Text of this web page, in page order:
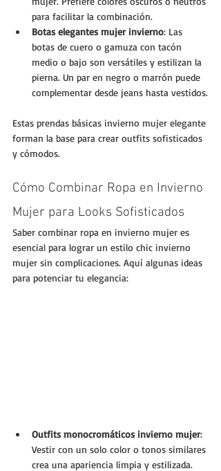
para facilitar la combinación.
Botas elegantes mujer invierno: Las
botas de cuero o gamuza con tacón
medio o bajo son versátiles y estilizan la
pierna. Un par en negro o marrón puede
complementar desde jeans hasta vestidos.
Estas prendas básicas invierno mujer elegante
forman la base para crear outfits sofisticados
y cómodos.
Cómo Combinar Ropa en Invierno
Mujer para Looks Sofisticados
Saber combinar ropa en invierno mujer es
esencial para lograr un estilo chic invierno
mujer sin complicaciones. Aquí algunas ideas
para potenciar tu elegancia:
Outfits monocromáticos invierno mujer:
Vestir con un solo color o tonos similares
crea una apariencia limpia y estilizada.